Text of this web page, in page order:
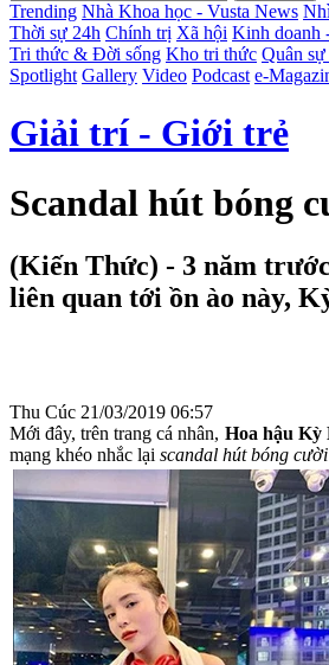
Trending Nhà Khoa học - Vusta News
Thời sự 24h Chính trị Xã hội Kinh doanh
Tri thức & Đời sống Kho tri thức Quân
Spotlight Gallery Video Podcast e-
Giải trí - Giới trẻ
Scandal hút bóng
(Kiến Thức) - 3 năm
liên quan tới ồn ào này,
Thu Cúc 21/03/2019 06:57
Mới đây, trên trang cá nhân, Hoa hậu Kỳ
mạng khéo nhắc lại scandal hút bóng